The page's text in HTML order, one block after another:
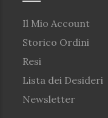
Il Mio Account
Storico Ordini
Resi
Lista dei Desideri
Newsletter